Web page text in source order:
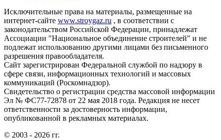
Исключительные права на материалы, размещенные на
интернет-сайте www.stroygaz.ru , в соответствии с
законодательством Российской Федерации, принадлежат
Ассоциации "Национальное объединение строителей" и не
подлежат использованию другими лицами без письменного
разрешения правообладателя.
Сайт зарегистрирован Федеральной службой по надзору в
сфере связи, информационных технологий и массовых
коммуникаций (Роскомнадзор).
Свидетельство о регистрации средства массовой информации
Эл № ФС77-72878 от 22 мая 2018 года. Редакция не несет
ответственности за достоверность информации,
опубликованной в рекламных материалах.
© 2003 - 2026 гг.